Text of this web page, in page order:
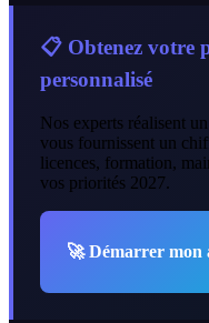
📋 Obtenez votre
personnalisé
Nos experts réalisent un
vous fournissent un
licences, formation,
vos priorités 2027.
🚀Démarrer mon